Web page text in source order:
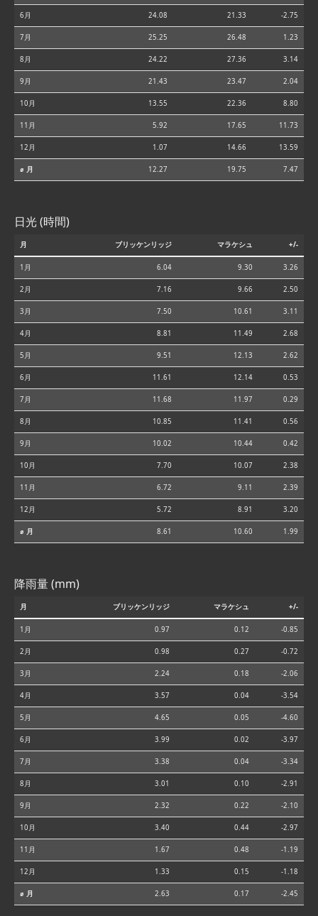
6月 24.08 21.33 -2.75
7月 25.25 26.48 1.23
8月 24.22 27.36 3.14
9月 21.43 23.47 2.04
10月 13.55 22.36 8.80
11月 5.92 17.65 11.73
12月 1.07 14.66 13.59
⌀ 月 12.27 19.75 7.47
日光 (時間)
月 ブリッケンリッジ マラケシュ +/-
1月 6.04 9.30 3.26
2月 7.16 9.66 2.50
3月 7.50 10.61 3.11
4月 8.81 11.49 2.68
5月 9.51 12.13 2.62
6月 11.61 12.14 0.53
7月 11.68 11.97 0.29
8月 10.85 11.41 0.56
9月 10.02 10.44 0.42
10月 7.70 10.07 2.38
11月 6.72 9.11 2.39
12月 5.72 8.91 3.20
⌀ 月 8.61 10.60 1.99
降雨量 (mm)
月 ブリッケンリッジ マラケシュ +/-
1月 0.97 0.12 -0.85
2月 0.98 0.27 -0.72
3月 2.24 0.18 -2.06
4月 3.57 0.04 -3.54
5月 4.65 0.05 -4.60
6月 3.99 0.02 -3.97
7月 3.38 0.04 -3.34
8月 3.01 0.10 -2.91
9月 2.32 0.22 -2.10
10月 3.40 0.44 -2.97
11月 1.67 0.48 -1.19
12月 1.33 0.15 -1.18
⌀ 月 2.63 0.17 -2.45